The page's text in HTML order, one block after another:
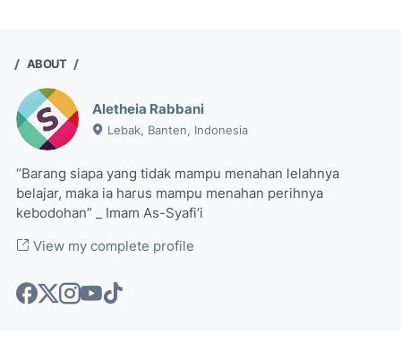
ABOUT
Aletheia Rabbani
Lebak, Banten, Indonesia
“Barang siapa yang tidak mampu menahan lelahnya
belajar, maka ia harus mampu menahan perihnya
kebodohan” _ Imam As-Syafi’i
View my complete profile